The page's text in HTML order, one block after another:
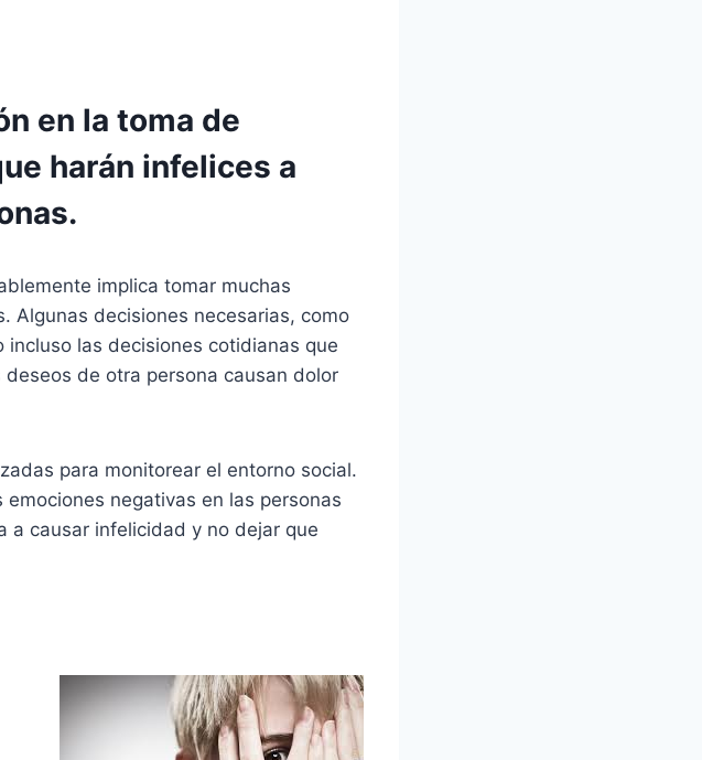
en la toma de
harán infelices a
implica tomar muchas
Algunas decisiones necesarias, como
las decisiones cotidianas que
de otra persona causan dolor
para monitorear el entorno social.
negativas en las personas
a causar infelicidad y no dejar que